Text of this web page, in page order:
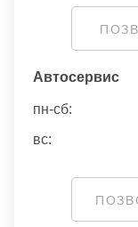
Автосервис
пн-сб:
вс: